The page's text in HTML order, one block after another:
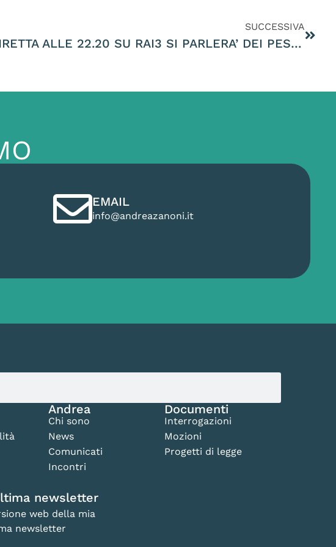
SUCCESSIVA
SU PRESA DIRETTA ALLE 22.20 SU RAI3 SI PARLERA’ DEI PESTICIDI IN VENETO E DELLA MONOCOLTURA DEL PROSECCO
EMAIL
info@andreazanoni.it
Andrea
Chi sono
News
Comunicati
Incontri
Documenti
Interrogazioni
Mozioni
Progetti di legge
newsletter
web della mia
newsletter